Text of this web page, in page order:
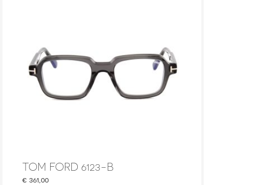
TOM FORD 6123-B
€ 361,00